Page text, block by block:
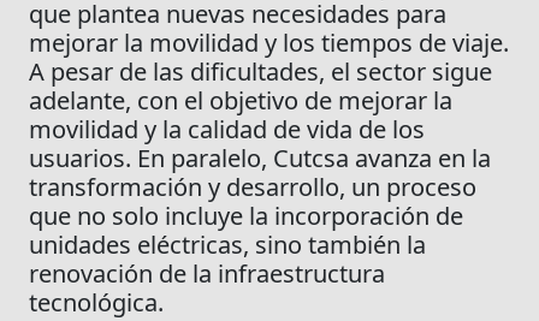
que plantea nuevas necesidades para
mejorar la movilidad y los tiempos de viaje.
A pesar de las dificultades, el sector sigue
adelante, con el objetivo de mejorar la
movilidad y la calidad de vida de los
usuarios. En paralelo, Cutcsa avanza en la
transformación y desarrollo, un proceso
que no solo incluye la incorporación de
unidades eléctricas, sino también la
renovación de la infraestructura
tecnológica.